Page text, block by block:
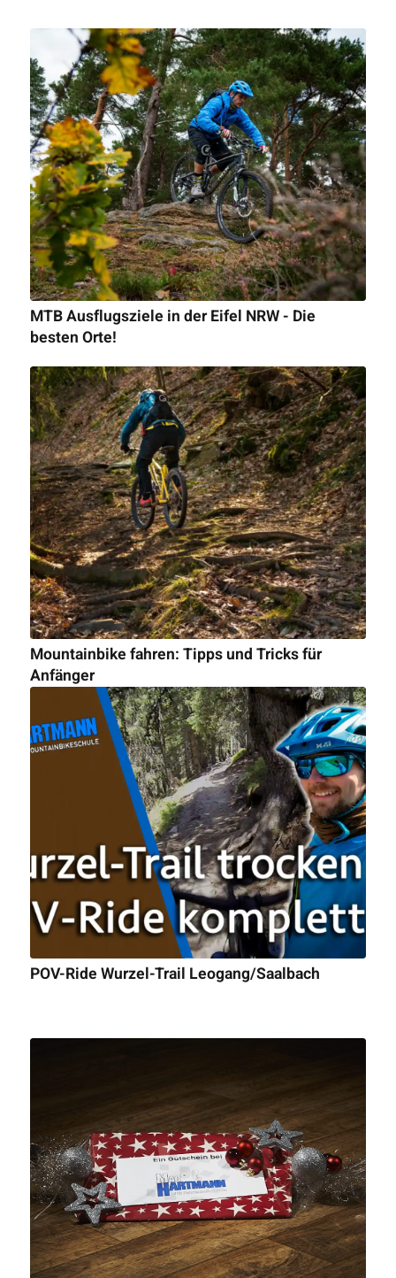
MTB Ausflugsziele in der Eifel NRW - Die
besten Orte!
Mountainbike fahren: Tipps und Tricks für
Anfänger
POV-Ride Wurzel-Trail Leogang/Saalbach